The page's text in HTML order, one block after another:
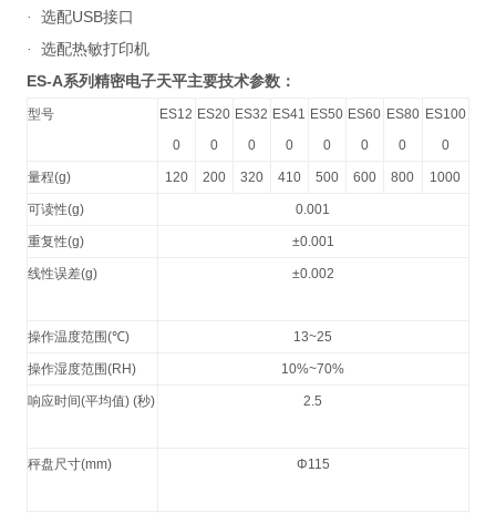
· 选配USB接口
·
选配热敏打印机
ES-A系列精密电子天平主要技术参数：
型号
ES12
0
ES20
0
ES32
0
ES41
0
ES50
0
ES60
0
ES80
0
ES100
0
量程(g) 120 200 320 410 500 600 800 1000
可读性(g) 0.001
重复性(g) ±0.001
线性误差(g) ±0.002
操作温度范围(℃) 13~25
操作湿度范围(RH) 10%~70%
响应时间(平均值) (秒) 2.5
秤盘尺寸(mm) Φ115